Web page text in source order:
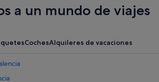
a un mundo de viajes
CochesAlquileres de vacaciones